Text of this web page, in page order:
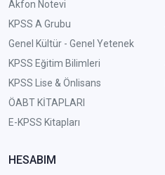
Akfon Notevi
KPSS A Grubu
Genel Kültür - Genel Yetenek
KPSS Eğitim Bilimleri
KPSS Lise & Önlisans
ÖABT KİTAPLARI
E-KPSS Kitapları
HESABIM